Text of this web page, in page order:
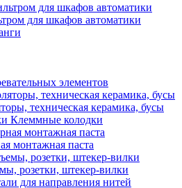
для шкафов автоматики
элементов
техническая керамика, бусы
Клеммные колодки
монтажная паста
розетки, штекер-вилки